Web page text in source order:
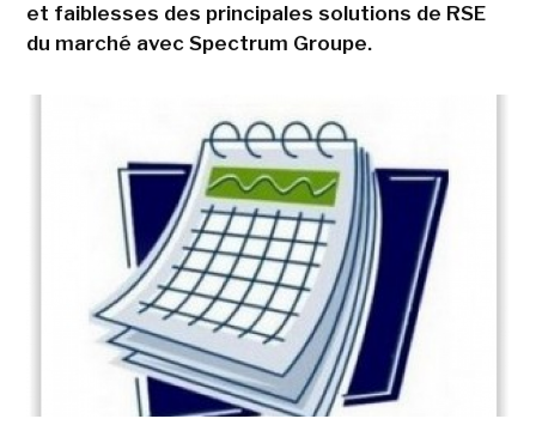
et faiblesses des principales solutions de RSE
du marché avec Spectrum Groupe.